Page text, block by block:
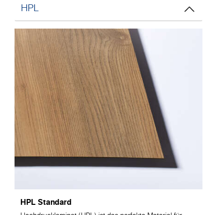
HPL
HPL Standard